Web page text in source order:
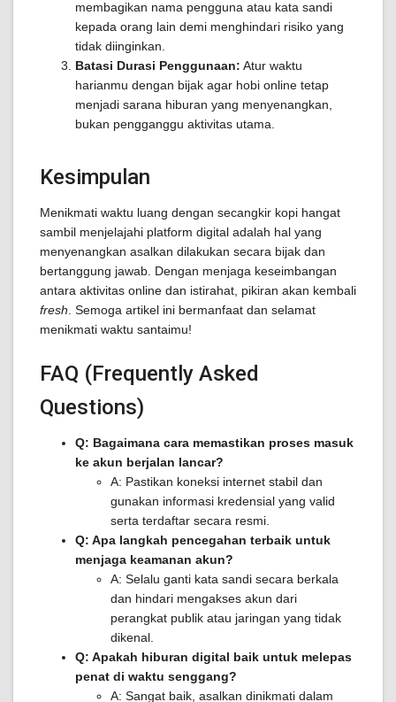
membagikan nama pengguna atau kata sandi
kepada orang lain demi menghindari risiko yang
tidak diinginkan.
Batasi Durasi Penggunaan: Atur waktu
harianmu dengan bijak agar hobi online tetap
menjadi sarana hiburan yang menyenangkan,
bukan pengganggu aktivitas utama.
Kesimpulan
Menikmati waktu luang dengan secangkir kopi hangat
sambil menjelajahi platform digital adalah hal yang
menyenangkan asalkan dilakukan secara bijak dan
bertanggung jawab. Dengan menjaga keseimbangan
antara aktivitas online dan istirahat, pikiran akan kembali
fresh . Semoga artikel ini bermanfaat dan selamat
menikmati waktu santaimu!
FAQ (Frequently Asked
Questions)
Q: Bagaimana cara memastikan proses masuk
ke akun berjalan lancar?
A: Pastikan koneksi internet stabil dan
gunakan informasi kredensial yang valid
serta terdaftar secara resmi.
Q: Apa langkah pencegahan terbaik untuk
menjaga keamanan akun?
A: Selalu ganti kata sandi secara berkala
dan hindari mengakses akun dari
perangkat publik atau jaringan yang tidak
dikenal.
Q: Apakah hiburan digital baik untuk melepas
penat di waktu senggang?
A: Sangat baik, asalkan dinikmati dalam